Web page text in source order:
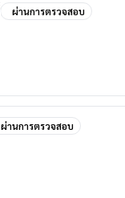
ผ่านการตรวจสอบ
ผ่านการตรวจสอบ